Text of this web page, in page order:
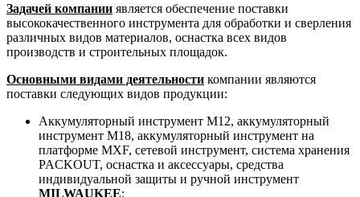
Задачей компании является обеспечение поставки
высококачественного инструмента для обработки и сверления
различных видов материалов, оснастка всех видов
производств и строительных площадок.
Основными видами деятельности компании являются
поставки следующих видов продукции:
Аккумуляторный инструмент M12, аккумуляторный
инструмент M18, аккумуляторный инструмент на
платформе MXF, сетевой инструмент, система хранения
PACKOUT, оснастка и аксессуары, средства
индивидуальной защиты и ручной инструмент
MILWAUKEE;